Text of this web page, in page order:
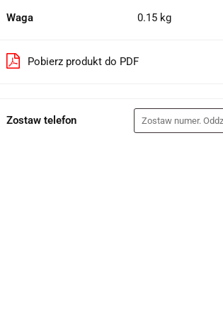
Waga 0.15 kg
Pobierz produkt do PDF
Zostaw telefon